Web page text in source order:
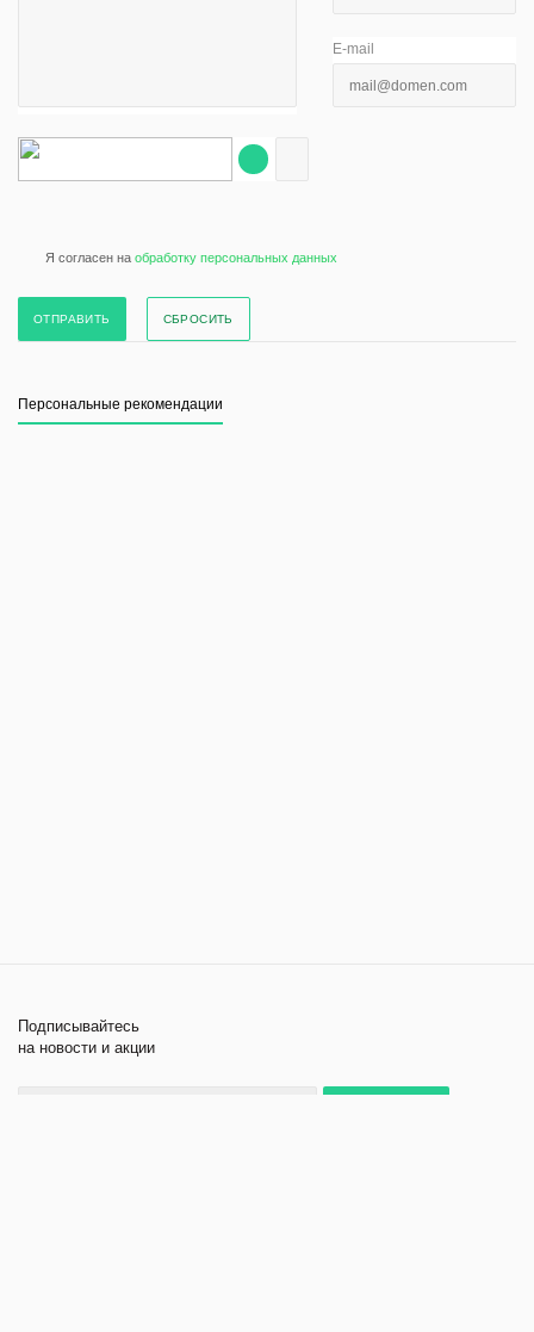
E-mail
Я согласен на обработку персональных данных
СБРОСИТЬ
Персональные рекомендации
Подписывайтесь
на новости и акции